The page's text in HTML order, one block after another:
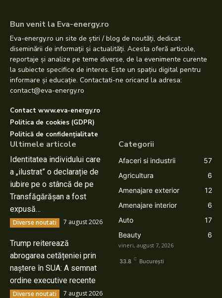
Bun venit la Eva-energy.ro
Eva-energy.ro un site de știri / blog de noutăți, dedicat
diseminării de informații și actualități. Acesta oferă articole,
reportaje și analize pe teme diverse, de la evenimente curente
la subiecte specifice de interes. Este un spațiu digital pentru
informare și educație. Contactati-ne oricand la adresa:
contact@eva-energy.ro
Contact www.eva-energy.ro
Politica de cookies (GDPR)
Politică de confidențialitate
Ultimele articole
Identitatea individului care
a „ilustrat” o declarație de
iubire pe o stâncă de pe
Transfăgărășan a fost
expusă…
Diverse noutati 7 august 2026
Trump reiterează
abrogarea cetățeniei prin
naștere în SUA: A semnat
ordine executive recente
Diverse noutati 7 august 2026
Categorii
Afaceri si industrii
57
Agricultura
6
Amenajare exterior
12
Amenajare interior
6
Auto
17
Beauty
6
vineri, august 7, 2026
33.8 C București